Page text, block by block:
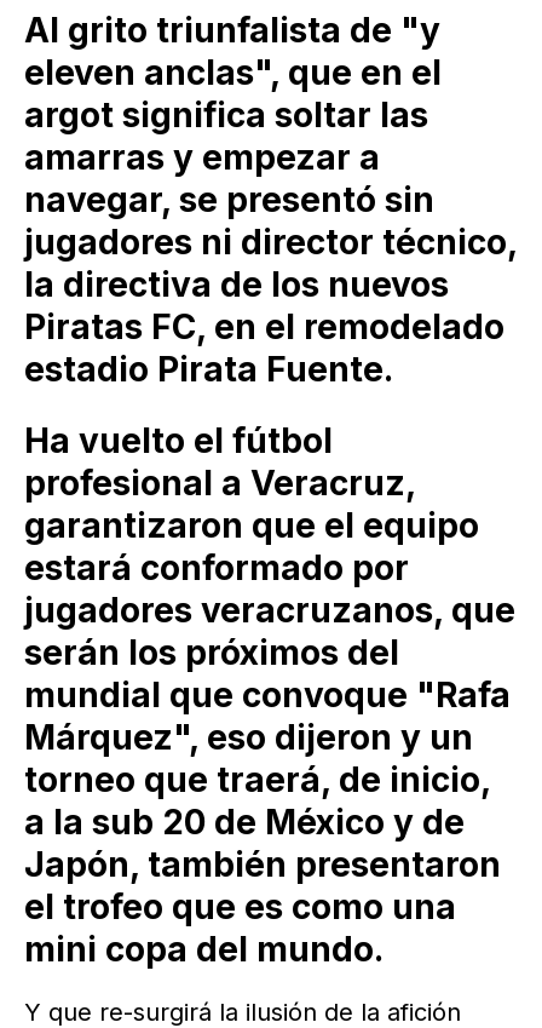
Al grito triunfalista de "y
eleven anclas", que en el
argot significa soltar las
amarras y empezar a
navegar, se presentó sin
jugadores ni director técnico,
la directiva de los nuevos
Piratas FC, en el remodelado
estadio Pirata Fuente.
Ha vuelto el fútbol
profesional a Veracruz,
garantizaron que el equipo
estará conformado por
jugadores veracruzanos, que
serán los próximos del
mundial que convoque "Rafa
Márquez", eso dijeron y un
torneo que traerá, de inicio,
a la sub 20 de México y de
Japón, también presentaron
el trofeo que es como una
mini copa del mundo.
Y que re-surgirá la ilusión de la afición